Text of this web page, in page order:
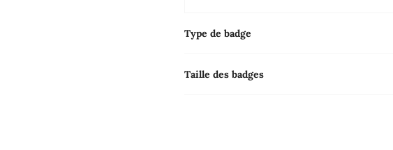
Type de badge
Taille des badges